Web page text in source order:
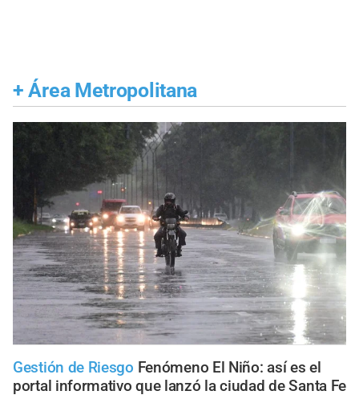
+ Área Metropolitana
Gestión de Riesgo Fenómeno El Niño: así es el
portal informativo que lanzó la ciudad de Santa Fe